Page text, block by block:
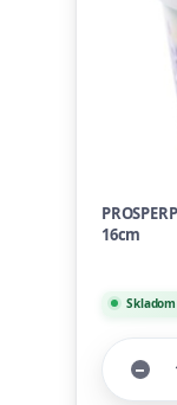
16cm